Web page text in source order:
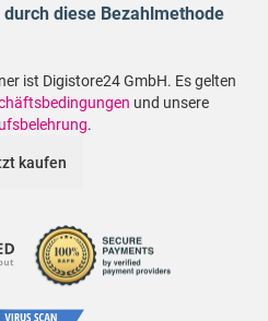
diese Bezahlmethode
ist Digistore24 GmbH. Es gelten
und unsere
.
kaufen